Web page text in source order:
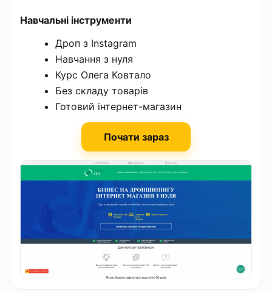
Навчальні інструменти
Дроп з Instagram
Навчання з нуля
Курс Олега Ковтало
Без складу товарів
Готовий інтернет-магазин
Почати зараз